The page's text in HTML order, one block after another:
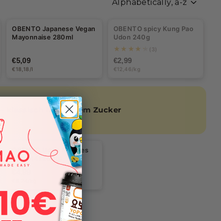
OBENTO Japanese Vegan
Mayonnaise 280ml
€5,09
€18,18/l
OBENTO spicy Kung Pao
Udon 240g
★★★★★
(3)
€2,99
€12,46/kg
klassisch in braunem Zucker
OBENTO Udon Noodles
800g (4x200g)